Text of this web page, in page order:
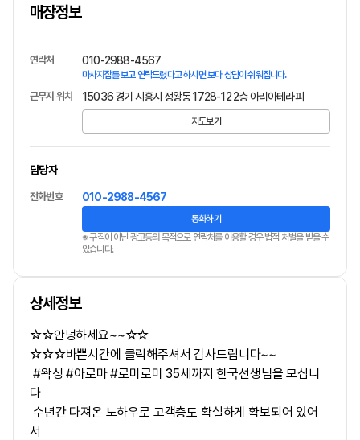
매장정보
연락처 010-2988-4567
마사지잡를 보고 연락드렸다고 하시면 보다 상담이 쉬워집니다.
근무지 위치 15036 경기 시흥시 정왕동 1728-12 2층 아리아테라피
지도보기
담당자
전화번호 010-2988-4567
통화하기
※ 구직이 아닌 광고등의 목적으로 연락처를 이용할 경우 법적 처벌을 받을 수
있습니다.
상세정보
☆☆안녕하세요~~☆☆
☆☆☆바쁜시간에 클릭해주셔서 감사드립니다~~
#왁싱 #아로마 #로미로미 35세까지 한국선생님을 모십니
다
수년간 다져온 노하우로 고객층도 확실하게 확보되어 있어
서